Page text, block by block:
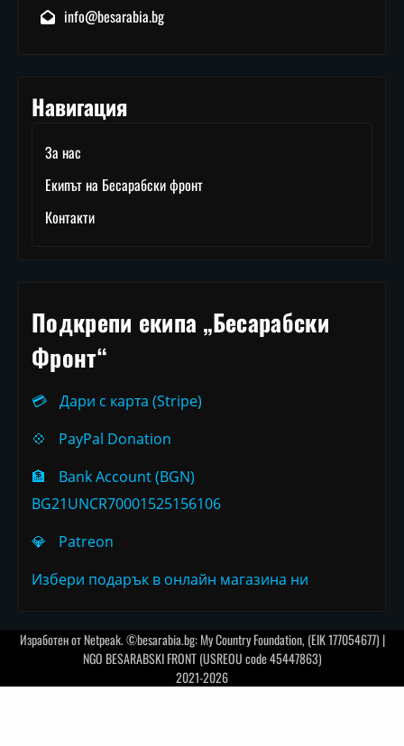
info@besarabia.bg
Навигация
За нас
Екипът на Бесарабски фронт
Контакти
Подкрепи екипа „Бесарабски
Фронт“
💳
Дари с карта (Stripe)
💠
PayPal Donation
🏦
Bank Account (BGN)
BG21UNCR70001525156106
💎
Patreon
Избери подарък в онлайн магазина ни
Изработен отNetpeak. ©besarabia.bg: My Country Foundation, (EIK 177054677) |
NGO BESARABSKI FRONT (USREOU code 45447863)
2021-2026